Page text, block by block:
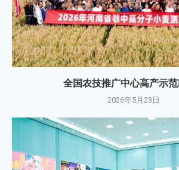
全国农技推广中心高产示
2026年5月23日